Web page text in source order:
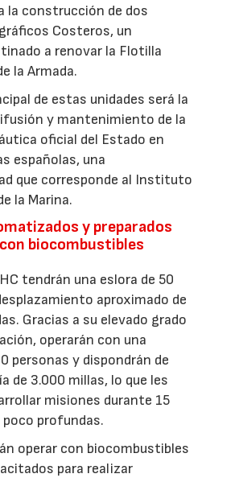
la construcción de dos
Costeros, un
a renovar la Flotilla
la Armada.
de estas unidades será la
y mantenimiento de la
oficial del Estado en
españolas, una
que corresponde al Instituto
la Marina.
y preparados
biocombustibles
tendrán una eslora de 50
aproximado de
Gracias a su elevado grado
operarán con una
personas y dispondrán de
de 3.000 millas, lo que les
misiones durante 15
poco profundas.
operar con biocombustibles
para realizar